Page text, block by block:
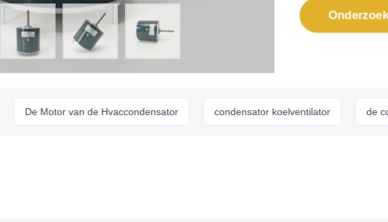
De Motor van de Hvaccondensator condensator koelventilator de